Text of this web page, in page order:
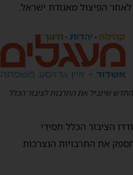
הפיצול מאגודת ישראל.
שיוביל את התרבות לציבור הכלל
הציבור הכלל חסידי
את התרבויות הנצרכות